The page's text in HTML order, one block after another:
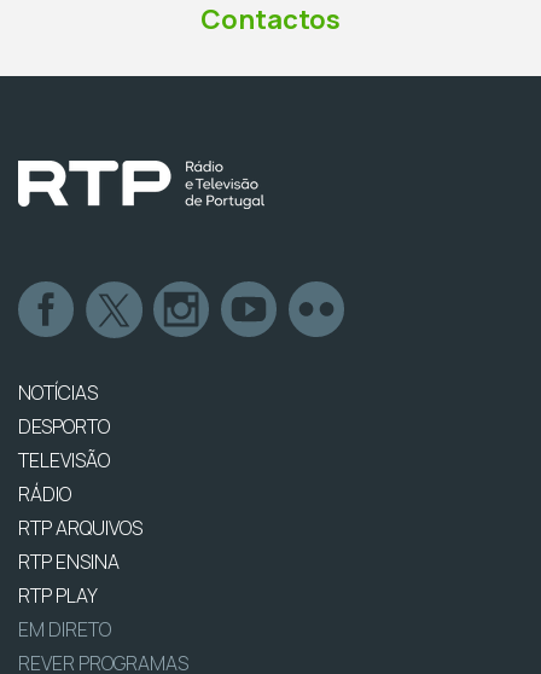
Contactos
NOTÍCIAS
DESPORTO
TELEVISÃO
RÁDIO
RTP ARQUIVOS
RTP ENSINA
RTP PLAY
EM DIRETO
REVER PROGRAMAS